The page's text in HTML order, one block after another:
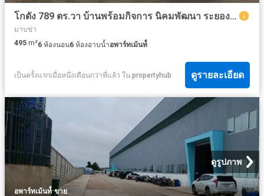
โกดัง 789 ตร.วา บ้านพร้อมกิจการ นิคมพัฒนา ระยอง นิคมพัฒนา ระยอง 4.5M
มาบข่า
495 m²6 ห้องนอน6 ห้องอาบน้ำอพาร์ทเม้นท์์
เป็นครั้งแรกเมื่อหนึ่งเดือนกว่าที่แล้ว ใน propertyhub ดูรายละเอียด
ดูรูปภาพ
อพาร์ทเม้นท์์·ขาย